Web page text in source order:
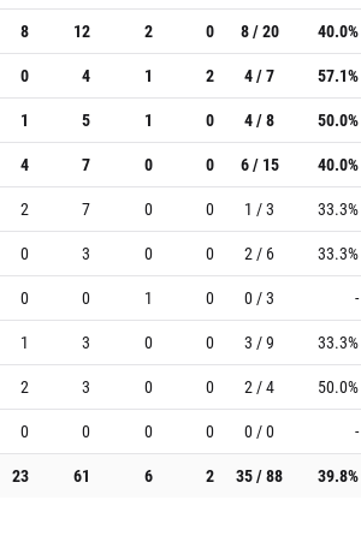
8 12 2 0 8 / 20 40.0%
0 4 1 2 4 / 7 57.1%
1 5 1 0 4 / 8 50.0%
4 7 0 0 6 / 15 40.0%
2 7 0 0 1 / 3 33.3%
0 3 0 0 2 / 6 33.3%
0 0 1 0 0 / 3 -
1 3 0 0 3 / 9 33.3%
2 3 0 0 2 / 4 50.0%
0 0 0 0 0 / 0 -
23 61 6 2 35 / 88 39.8%